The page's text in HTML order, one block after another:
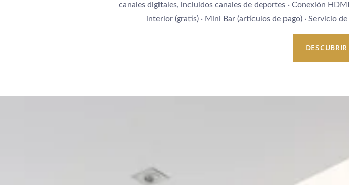
canales digitales, incluidos canales de deportes · Conexión
interior (gratis) · Mini Bar (artículos de pago) · Servicio